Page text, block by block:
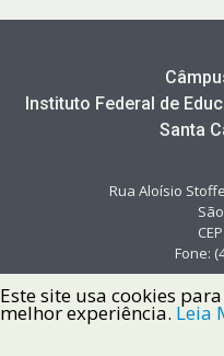
Instituto Federal de
Santa
Rua Aloísio
Fone:
Este site usa cookies
melhor experiência. Leia